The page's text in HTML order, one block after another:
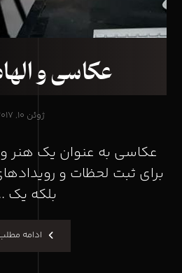
عکاسی و
ژوئن ۱۰, ۲۰۱۷
عکاسی به عنوان یک هنر و
برای ثبت لحظات و
بلکه یک
ادامه